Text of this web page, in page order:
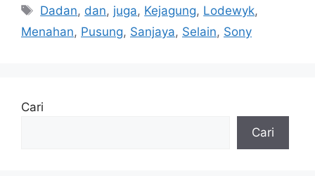
Tag
Dadan, dan, juga, Kejagung, Lodewyk,
Menahan, Pusung, Sanjaya, Selain, Sony
Cari
Cari